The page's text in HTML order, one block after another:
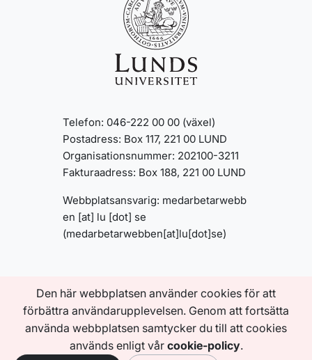
Den här webbplatsen använder cookies för att
förbättra användarupplevelsen. Genom att fortsätta
använda webbplatsen samtycker du till att cookies
används enligt vår cookie-policy.
Telefon: 046-222 00 00 (växel)
Postadress: Box 117, 221 00 LUND
Organisationsnummer: 202100-3211
Fakturaadress: Box 188, 221 00 LUND
Webbplatsansvarig: medarbetarwebb
en [at] lu [dot] se
(medarbetarwebben[at]lu[dot]se)
MEDARBETARWEBBEN
Om den här webbplatsen
Tillgänglighetsredogörelse
Behandling av personuppgifter